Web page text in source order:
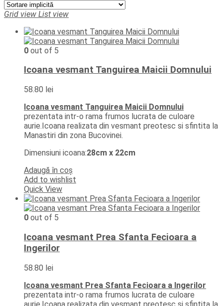
Grid view List view
0 out of 5
Icoana vesmant Tanguirea Maicii Domnului
58.80 lei
Icoana vesmant Tanguirea Maicii Domnului
prezentata intr-o rama frumos lucrata de culoare
aurie.Icoana realizata din vesmant preotesc si sfintita la
Manastiri din zona Bucovinei.
Dimensiuni icoana:28cm x 22cm
Adaugă în coș
Add to wishlist
Quick View
0 out of 5
Icoana vesmant Prea Sfanta Fecioara a
Ingerilor
58.80 lei
Icoana vesmant Prea Sfanta Fecioara a Ingerilor
prezentata intr-o rama frumos lucrata de culoare
aurie.Icoana realizata din vesmant preotesc si sfintita la